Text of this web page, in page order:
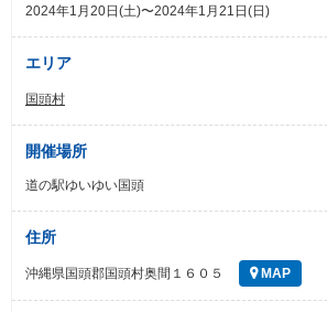
2024年1月20日(土)〜2024年1月21日(日)
エリア
国頭村
開催場所
道の駅ゆいゆい国頭
住所
沖縄県国頭郡国頭村奥間１６０５ MAP